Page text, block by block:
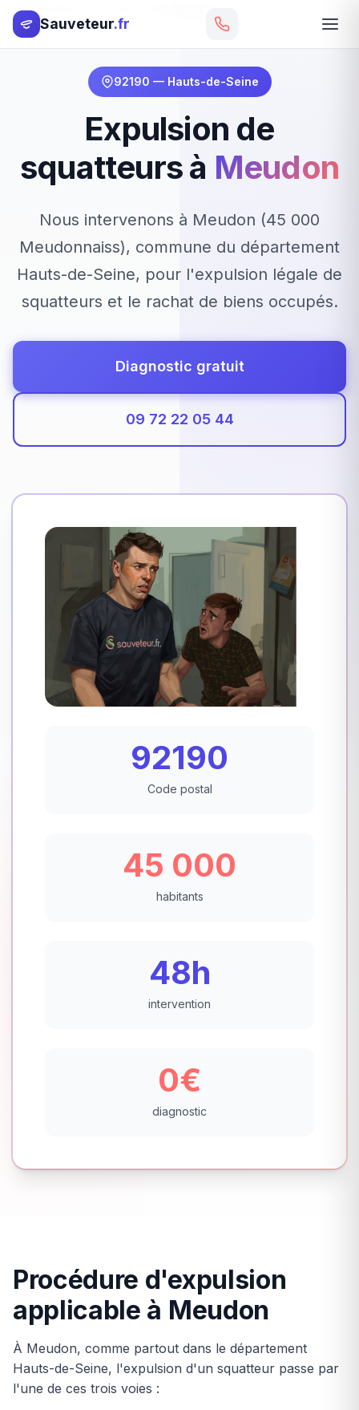
Sauveteur.fr
Accueil
92190 — Hauts-de-Seine
Expulsion de
squatteurs à Meudon
Nous intervenons à Meudon (45 000
Meudonnaiss), commune du département
Hauts-de-Seine, pour l'expulsion légale de
squatteurs et le rachat de biens occupés.
Diagnostic gratuit
09 72 22 05 44
92190
Code postal
45 000
habitants
48h
intervention
0€
diagnostic
Procédure d'expulsion
applicable à Meudon
À Meudon, comme partout dans le département
Hauts-de-Seine, l'expulsion d'un squatteur passe par
l'une de ces trois voies :